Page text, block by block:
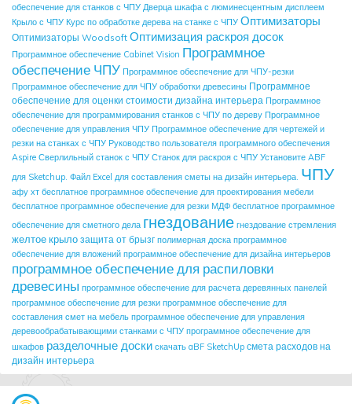
обеспечение для станков с ЧПУ Дверца шкафа с люминесцентным дисплеем
Крыло с ЧПУ Курс по обработке дерева на станке с ЧПУ Оптимизаторы
Оптимизаторы Woodsoft Оптимизация раскроя досок
Программное обеспечение Cabinet Vision Программное
обеспечение ЧПУ Программное обеспечение для ЧПУ-резки
Программное обеспечение для ЧПУ обработки древесины Программное
обеспечение для оценки стоимости дизайна интерьера Программное
обеспечение для программирования станков с ЧПУ по дереву Программное
обеспечение для управления ЧПУ Программное обеспечение для чертежей и
резки на станках с ЧПУ Руководство пользователя программного обеспечения
Aspire Сверлильный станок с ЧПУ Станок для раскроя с ЧПУ Установите ABF
для Sketchup. Файл Excel для составления сметы на дизайн интерьера. ЧПУ
афу хт бесплатное программное обеспечение для проектирования мебели
бесплатное программное обеспечение для резки МДФ бесплатное программное
обеспечение для сметного дела гнездование гнездование стремления
желтое крыло защита от брызг полимерная доска программное
обеспечение для вложений программное обеспечение для дизайна интерьеров
программное обеспечение для распиловки
древесины программное обеспечение для расчета деревянных панелей
программное обеспечение для резки программное обеспечение для
составления смет на мебель программное обеспечение для управления
деревообрабатывающими станками с ЧПУ программное обеспечение для
шкафов разделочные доски скачать aBF SketchUp смета расходов на
дизайн интерьера